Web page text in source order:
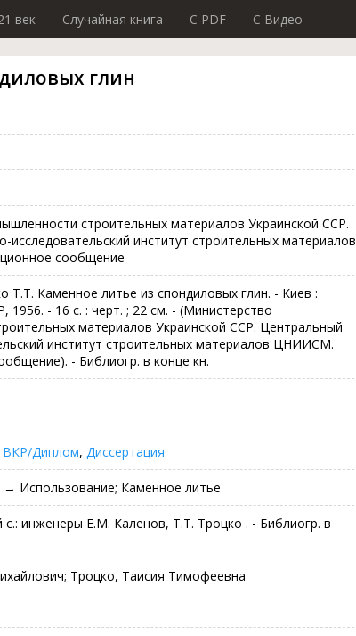
век Случайная книга C PDF C Видео
глин
строительных материалов Украинской ССР.
исследовательский институт строительных материалов
сообщение
Т.Т. Каменное литье из спондиловых глин. - Киев :
1956. - 16 с. : черт. ; 22 см. - (Министерство
материалов Украинской ССР. Центральный
институт строительных материалов ЦНИИСМ.
- Библиогр. в конце кн.
ВКР/Диплом, Диссертация
Использование; Каменное литье
с.: инженеры Е.М. Каленов, Т.Т. Троцко . - Библиогр. в
Троцко, Таисия Тимофеевна